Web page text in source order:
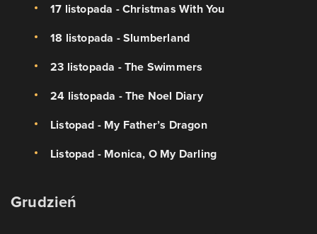
17 listopada - Christmas With You
18 listopada - Slumberland
23 listopada - The Swimmers
24 listopada - The Noel Diary
Listopad - My Father’s Dragon
Listopad - Monica, O My Darling
Grudzień